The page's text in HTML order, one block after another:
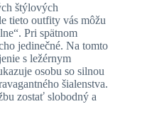
štýlových
tieto outfity vás môžu
Pri spätnom
jedinečné. Na tomto
s ležérnym
osobu so silnou
šialenstva.
zostať slobodný a